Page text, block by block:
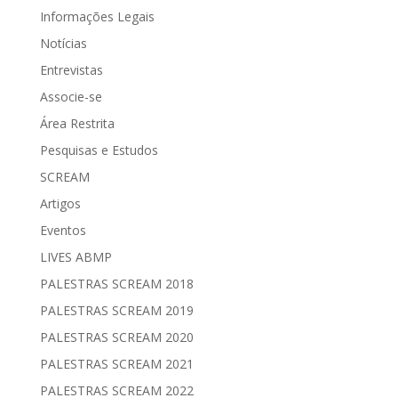
Informações Legais
Notícias
Entrevistas
Associe-se
Área Restrita
Pesquisas e Estudos
SCREAM
Artigos
Eventos
LIVES ABMP
PALESTRAS SCREAM 2018
PALESTRAS SCREAM 2019
PALESTRAS SCREAM 2020
PALESTRAS SCREAM 2021
PALESTRAS SCREAM 2022